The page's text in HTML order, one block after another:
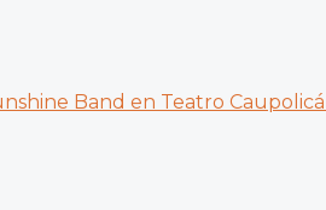
Band en Teatro